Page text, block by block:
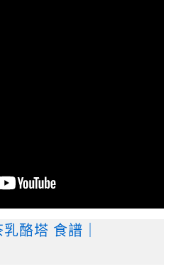
酪塔 食譜｜